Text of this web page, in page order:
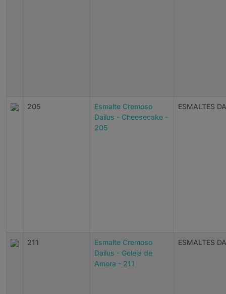
205
Esmalte Cremoso
Dailus - Cheesecake -
205
ESMALTES
211
Esmalte Cremoso
Dailus - Geleia de
Amora - 211
ESMALTES